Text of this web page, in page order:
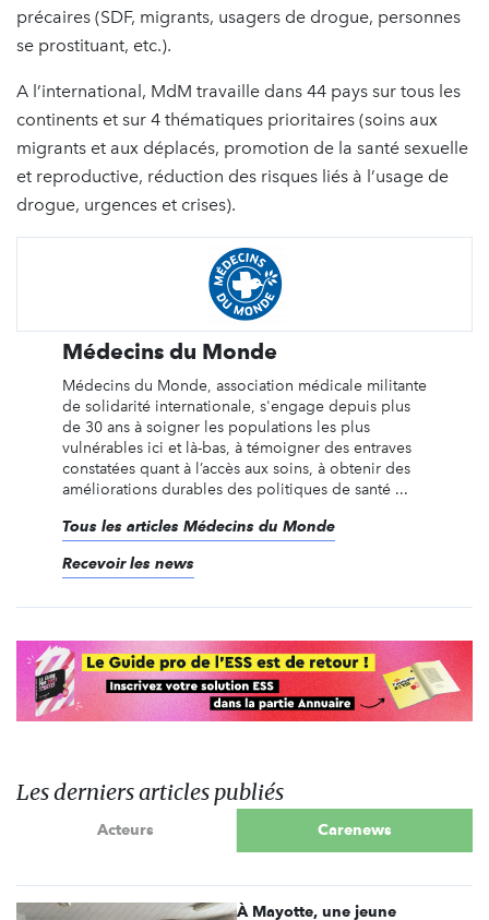
précaires (SDF, migrants, usagers de drogue, personnes
se prostituant, etc.).
A l’international, MdM travaille dans 44 pays sur tous les
continents et sur 4 thématiques prioritaires (soins aux
migrants et aux déplacés, promotion de la santé sexuelle
et reproductive, réduction des risques liés à l’usage de
drogue, urgences et crises).
Médecins du Monde
Médecins du Monde, association médicale militante
de solidarité internationale, s'engage depuis plus
de 30 ans à soigner les populations les plus
vulnérables ici et là-bas, à témoigner des entraves
constatées quant à l’accès aux soins, à obtenir des
améliorations durables des politiques de santé ...
Tous les articles Médecins du Monde
Recevoir les news
Les derniers articles publiés
Acteurs Carenews
À Mayotte, une jeune